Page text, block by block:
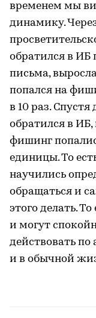
временем мы
динамику.
обратился в ИБ
письма, выросла
попался на
в 10 раз. Спустя
обратился в ИБ,
фишинг
единицы. То
научились
обращаться и
этого делать.
и могут
действовать
и в обычной